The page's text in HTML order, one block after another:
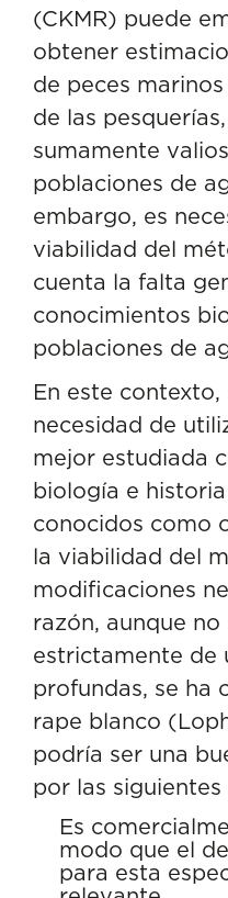
(CKMR) puede
obtener
de peces
de las
sumamente
poblaciones de
embargo, es
viabilidad del
cuenta la falta
conocimientos
poblaciones de
En este
necesidad de
mejor estudiada
biología e
conocidos como
la viabilidad del
modificaciones
razón, aunque no
estrictamente de
profundas, se ha
rape blanco
podría ser una
por las siguientes
Es
modo que el
para esta